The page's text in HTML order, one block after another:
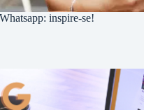
inspire-se!